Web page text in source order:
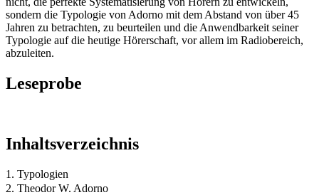
sondern die Typologie von Adorno mit dem Abstand von über 45
Jahren zu betrachten, zu beurteilen und die Anwendbarkeit seiner
Typologie auf die heutige Hörerschaft, vor allem im Radiobereich,
abzuleiten.
Leseprobe
Inhaltsverzeichnis
1. Typologien
2. Theodor W. Adorno